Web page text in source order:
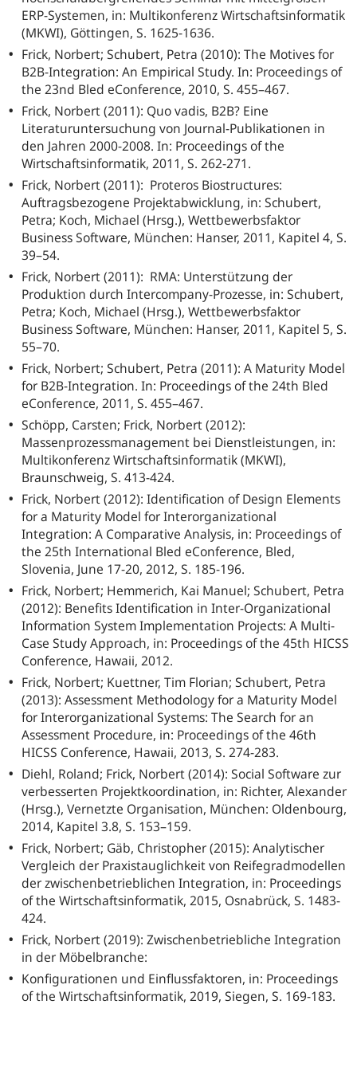
ERP-Systemen, in: Multikonferenz Wirtschaftsinformatik
(MKWI), Göttingen, S. 1625-1636.
Frick, Norbert; Schubert, Petra (2010): The Motives for
B2B-Integration: An Empirical Study. In: Proceedings of
the 23nd Bled eConference, 2010, S. 455–467.
Frick, Norbert (2011): Quo vadis, B2B? Eine
Literaturuntersuchung von Journal-Publikationen in
den Jahren 2000-2008. In: Proceedings of the
Wirtschaftsinformatik, 2011, S. 262-271.
Frick, Norbert (2011): Proteros Biostructures:
Auftragsbezogene Projektabwicklung, in: Schubert,
Petra; Koch, Michael (Hrsg.), Wettbewerbsfaktor
Business Software, München: Hanser, 2011, Kapitel 4, S.
39–54.
Frick, Norbert (2011): RMA: Unterstützung der
Produktion durch Intercompany-Prozesse, in: Schubert,
Petra; Koch, Michael (Hrsg.), Wettbewerbsfaktor
Business Software, München: Hanser, 2011, Kapitel 5, S.
55–70.
Frick, Norbert; Schubert, Petra (2011): A Maturity Model
for B2B-Integration. In: Proceedings of the 24th Bled
eConference, 2011, S. 455–467.
Schöpp, Carsten; Frick, Norbert (2012):
Massenprozessmanagement bei Dienstleistungen, in:
Multikonferenz Wirtschaftsinformatik (MKWI),
Braunschweig, S. 413-424.
Frick, Norbert (2012): Identification of Design Elements
for a Maturity Model for Interorganizational
Integration: A Comparative Analysis, in: Proceedings of
the 25th International Bled eConference, Bled,
Slovenia, June 17-20, 2012, S. 185-196.
Frick, Norbert; Hemmerich, Kai Manuel; Schubert, Petra
(2012): Benefits Identification in Inter-Organizational
Information System Implementation Projects: A Multi-
Case Study Approach, in: Proceedings of the 45th HICSS
Conference, Hawaii, 2012.
Frick, Norbert; Kuettner, Tim Florian; Schubert, Petra
(2013): Assessment Methodology for a Maturity Model
for Interorganizational Systems: The Search for an
Assessment Procedure, in: Proceedings of the 46th
HICSS Conference, Hawaii, 2013, S. 274-283.
Diehl, Roland; Frick, Norbert (2014): Social Software zur
verbesserten Projektkoordination, in: Richter, Alexander
(Hrsg.), Vernetzte Organisation, München: Oldenbourg,
2014, Kapitel 3.8, S. 153–159.
Frick, Norbert; Gäb, Christopher (2015): Analytischer
Vergleich der Praxistauglichkeit von Reifegradmodellen
der zwischenbetrieblichen Integration, in: Proceedings
of the Wirtschaftsinformatik, 2015, Osnabrück, S. 1483-
424.
Frick, Norbert (2019): Zwischenbetriebliche Integration
in der Möbelbranche:
Konfigurationen und Einflussfaktoren, in: Proceedings
of the Wirtschaftsinformatik, 2019, Siegen, S. 169-183.